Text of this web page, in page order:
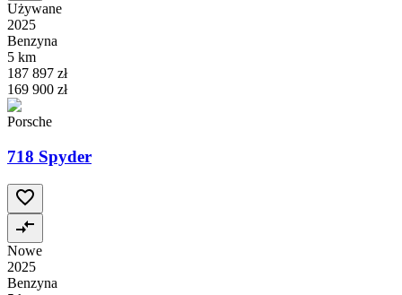
Używane
2025
Benzyna
5 km
187 897 zł
169 900 zł
Porsche
718 Spyder
Nowe
2025
Benzyna